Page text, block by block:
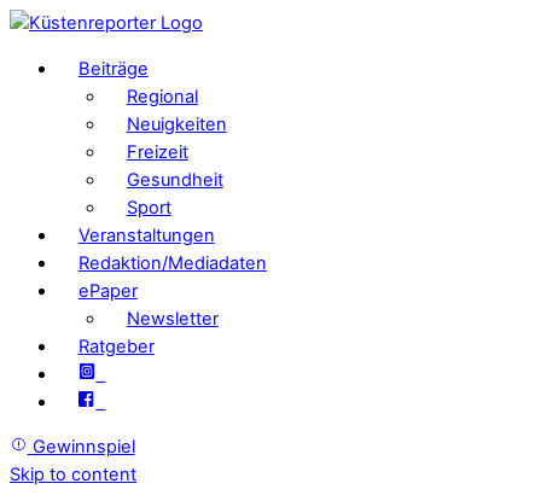
Beiträge
Regional
Neuigkeiten
Freizeit
Gesundheit
Sport
Veranstaltungen
Redaktion/Mediadaten
ePaper
Newsletter
Ratgeber
Gewinnspiel
Skip to content